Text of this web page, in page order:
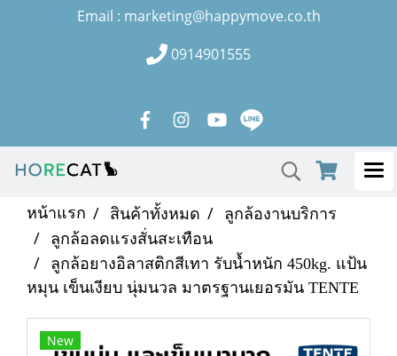
Email : marketing@happymove.co.th
0914901555
หน้าแรก สินค้าทั้งหมด
ลูกล้องานบริการ
ลูกล้อลดแรงสั่นสะเทือน
ลูกล้อยางอิลาสติกสีเทา รับน้ำหนัก 450kg. แป้น
หมุน เข็นเงียบ นุ่มนวล มาตรฐานเยอรมัน TENTE
New